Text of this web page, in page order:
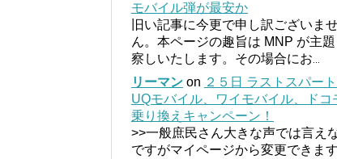
モバイル弾が最安か
旧い記事に今更で申し訳ございま
ん。本ページの趣旨は MNP が主
察しいたします。その場合にお
リーマン on ２５日 ラストスパート
UQモバイル、ワイモバイル、ドコ
乗り換えキャンペーン！
>>一般庶民さん大きな声では言え
ですがマイページから変更できます